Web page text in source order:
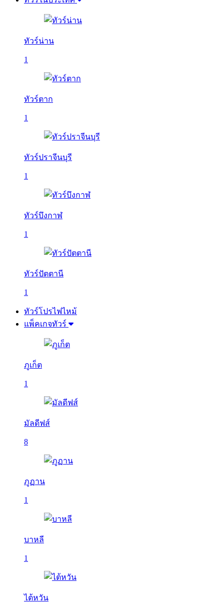
ทัวร์น่าน
1
ทัวร์ตาก
1
ทัวร์ปราจีนบุรี
1
ทัวร์บึงกาฬ
1
ทัวร์ปัตตานี
1
ทัวร์โปรไฟไหม้
แพ็คเกจทัวร์
ภูเก็ต
1
มัลดีฟส์
8
ภูฏาน
1
บาหลี
1
ไต้หวัน